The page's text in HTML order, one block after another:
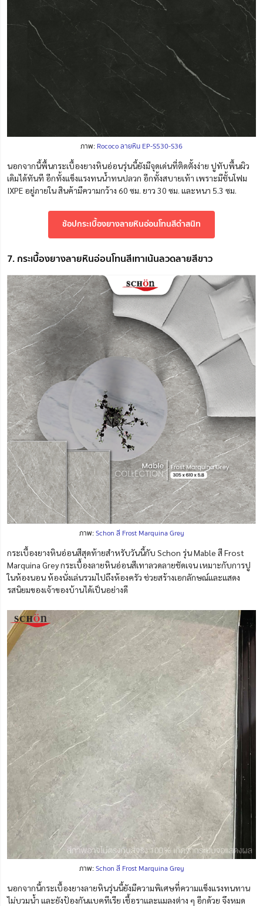
ภาพ: Rococo ลายหิน EP-S530-S36
นอกจากนี้พื้นกระเบื้องยางหินอ่อนรุ่นนี้ยังมีจุดเด่นที่ติดตั้งง่าย ปูทับพื้นผิว
เดิมได้ทันที อีกทั้งแข็งแรงทนน้ำทนปลวก อีกทั้งสบายเท้า เพราะมีชั้นโฟม
IXPE อยู่ภายใน สินค้ามีความกว้าง 60 ซม. ยาว 30 ซม. และหนา 5.3 ซม.
ช้อปกระเบื้องยางลายหินอ่อนโทนสีดำสนิท
7. กระเบื้องยางลายหินอ่อนโทนสีเทาเน้นลวดลายสีขาว
ภาพ:Schon สี Frost Marquina Grey
กระเบื้องยางหินอ่อนสีสุดท้ายสำหรับวันนี้กับ Schon รุ่น Mable สี Frost
Marquina Grey กระเบื้องลายหินอ่อนสีเทาลวดลายชัดเจน เหมาะกับการปู
ในห้องนอน ห้องนั่งเล่นรวมไปถึงห้องครัว ช่วยสร้างเอกลักษณ์และแสดง
รสนิยมของเจ้าของบ้านได้เป็นอย่างดี
ภาพ:Schon สี Frost Marquina Grey
นอกจากนี้กระเบื้องยางลายหินรุ่นนี้ยังมีความพิเศษที่ความแข็งแรงทนทาน
ไม่บวมน้ำ และยังป้องกันแบคทีเรีย เชื้อราและแมลงต่าง ๆ อีกด้วย จึงหมด